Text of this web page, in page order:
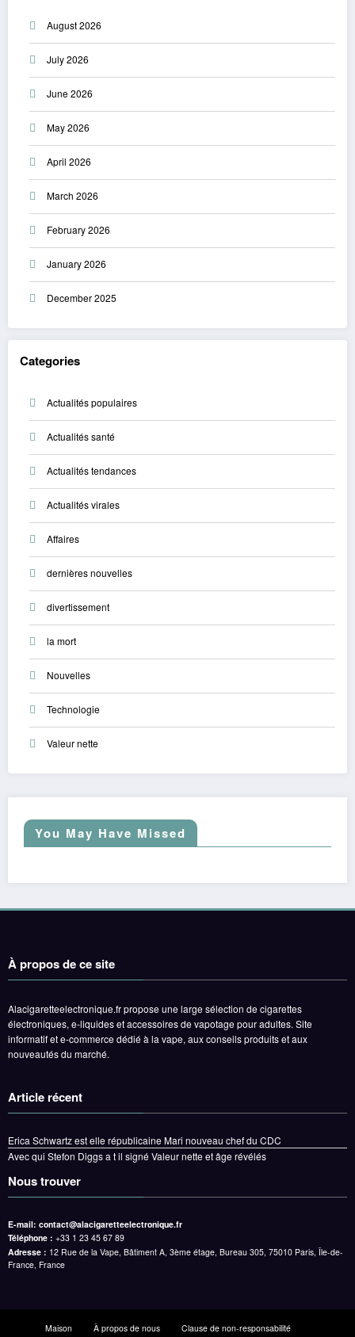
August 2026
July 2026
June 2026
May 2026
April 2026
March 2026
February 2026
January 2026
December 2025
Categories
Actualités populaires
Actualités santé
Actualités tendances
Actualités virales
Affaires
dernières nouvelles
divertissement
la mort
Nouvelles
Technologie
Valeur nette
You May Have Missed
À propos de ce site
Alacigaretteelectronique.fr propose une large sélection de cigarettes
électroniques, e-liquides et accessoires de vapotage pour adultes. Site
informatif et e-commerce dédié à la vape, aux conseils produits et aux
nouveautés du marché.
Article récent
Erica Schwartz est elle républicaine Mari nouveau chef du CDC
Avec qui Stefon Diggs a t il signé Valeur nette et âge révélés
Nous trouver
E-mail: contact@alacigaretteelectronique.fr
Téléphone : +33 1 23 45 67 89
Adresse : 12 Rue de la Vape, Bâtiment A, 3ème étage, Bureau 305, 75010 Paris, Île-de-
France, France
Maison À propos de nous Clause de non-responsabilité